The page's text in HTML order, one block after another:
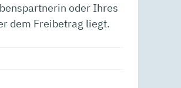
oder Ihres
dem Freibetrag liegt.